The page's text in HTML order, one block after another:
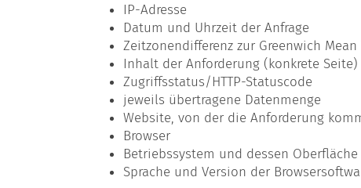
IP-Adresse
Datum und Uhrzeit der Anfrage
Zeitzonendifferenz zur Greenwich Mean
Inhalt der Anforderung (konkrete Seite)
Zugriffsstatus/HTTP-Statuscode
jeweils übertragene Datenmenge
Website, von der die Anforderung
Browser
Betriebssystem und dessen Oberfläche
Sprache und Version der